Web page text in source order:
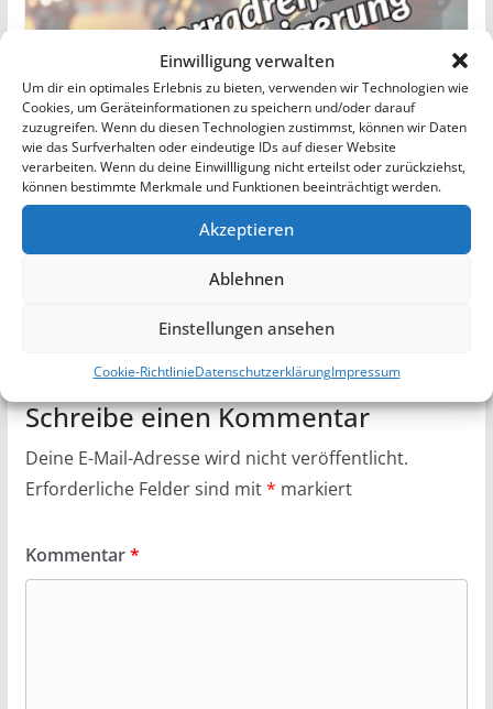
Einwilligung verwalten
Um dir ein optimales Erlebnis zu bieten, verwenden wir Technologien wie
Cookies, um Geräteinformationen zu speichern und/oder darauf
zuzugreifen. Wenn du diesen Technologien zustimmst, können wir Daten
wie das Surfverhalten oder eindeutige IDs auf dieser Website
verarbeiten. Wenn du deine Einwillligung nicht erteilst oder zurückziehst,
können bestimmte Merkmale und Funktionen beeinträchtigt werden.
Akzeptieren
Ablehnen
Einstellungen ansehen
Cookie-RichtlinieDatenschutzerklärungImpressum
Motorradreifen Leistungssteigerung
Schreibe einen Kommentar
Deine E-Mail-Adresse wird nicht veröffentlicht.
Erforderliche Felder sind mit* markiert
Kommentar*